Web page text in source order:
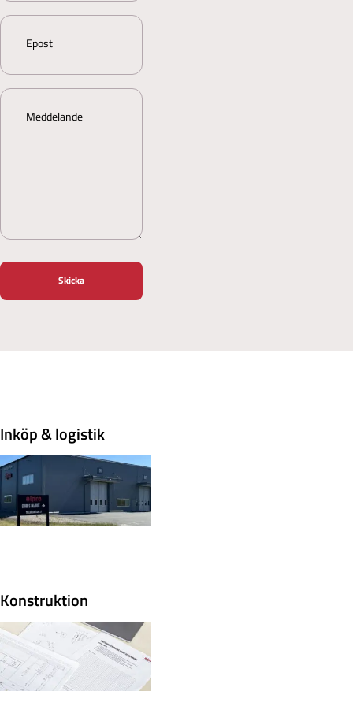
Marketing
Epost
Meddelande
Inköp & logistik
Konstruktion